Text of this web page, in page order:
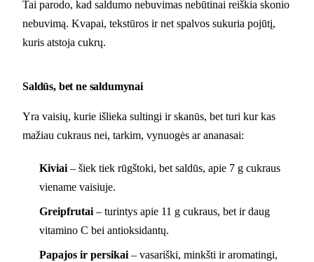
Tai parodo, kad saldumo nebuvimas nebūtinai reiškia skonio
nebuvimą. Kvapai, tekstūros ir net spalvos sukuria pojūtį,
kuris atstoja cukrų.
Saldūs, bet ne saldumynai
Yra vaisių, kurie išlieka sultingi ir skanūs, bet turi kur kas
mažiau cukraus nei, tarkim, vynuogės ar ananasai:
Kiviai – šiek tiek rūgštoki, bet saldūs, apie 7 g cukraus
viename vaisiuje.
Greipfrutai – turintys apie 11 g cukraus, bet ir daug
vitamino C bei antioksidantų.
Papajos ir persikai – vasariški, minkšti ir aromatingi,